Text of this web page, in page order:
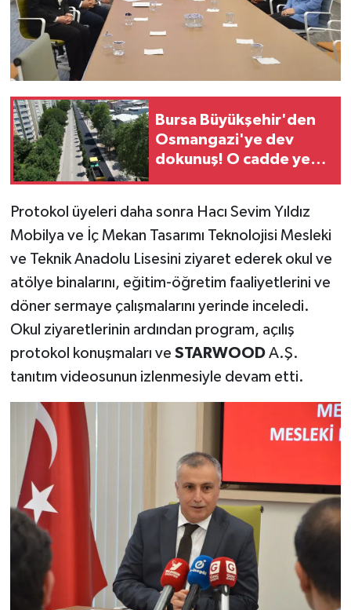
Bursa Büyükşehir'den
Osmangazi'ye dev
dokunuş! O cadde yeni
Protokol üyeleri daha sonra Hacı Sevim Yıldız
Mobilya ve İç Mekan Tasarımı Teknolojisi Mesleki
ve Teknik Anadolu Lisesini ziyaret ederek okul ve
atölye binalarını, eğitim-öğretim faaliyetlerini ve
döner sermaye çalışmalarını yerinde inceledi.
Okul ziyaretlerinin ardından program, açılış
protokol konuşmaları ve STARWOOD A.Ş.
tanıtım videosunun izlenmesiyle devam etti.